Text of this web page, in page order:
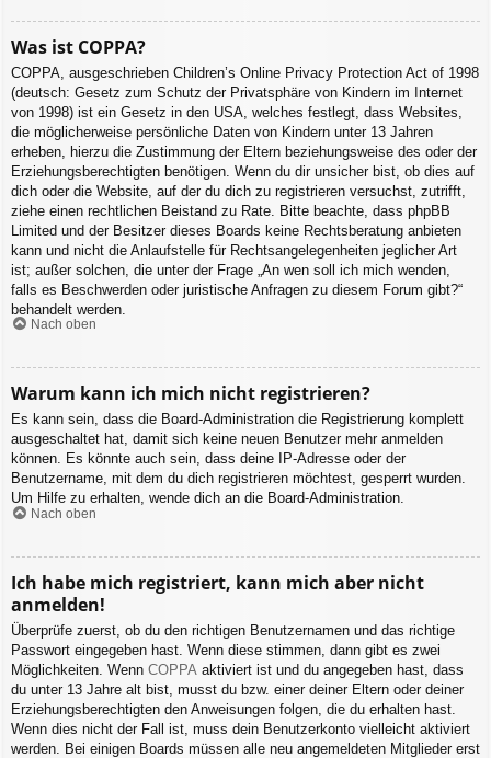
Was ist COPPA?
COPPA, ausgeschrieben Children’s Online Privacy Protection Act of 1998
(deutsch: Gesetz zum Schutz der Privatsphäre von Kindern im Internet
von 1998) ist ein Gesetz in den USA, welches festlegt, dass Websites,
die möglicherweise persönliche Daten von Kindern unter 13 Jahren
erheben, hierzu die Zustimmung der Eltern beziehungsweise des oder der
Erziehungsberechtigten benötigen. Wenn du dir unsicher bist, ob dies auf
dich oder die Website, auf der du dich zu registrieren versuchst, zutrifft,
ziehe einen rechtlichen Beistand zu Rate. Bitte beachte, dass phpBB
Limited und der Besitzer dieses Boards keine Rechtsberatung anbieten
kann und nicht die Anlaufstelle für Rechtsangelegenheiten jeglicher Art
ist; außer solchen, die unter der Frage „An wen soll ich mich wenden,
falls es Beschwerden oder juristische Anfragen zu diesem Forum gibt?“
behandelt werden.
Nach oben
Warum kann ich mich nicht registrieren?
Es kann sein, dass die Board-Administration die Registrierung komplett
ausgeschaltet hat, damit sich keine neuen Benutzer mehr anmelden
können. Es könnte auch sein, dass deine IP-Adresse oder der
Benutzername, mit dem du dich registrieren möchtest, gesperrt wurden.
Um Hilfe zu erhalten, wende dich an die Board-Administration.
Nach oben
Ich habe mich registriert, kann mich aber nicht
anmelden!
Überprüfe zuerst, ob du den richtigen Benutzernamen und das richtige
Passwort eingegeben hast. Wenn diese stimmen, dann gibt es zwei
Möglichkeiten. Wenn COPPA aktiviert ist und du angegeben hast, dass
du unter 13 Jahre alt bist, musst du bzw. einer deiner Eltern oder deiner
Erziehungsberechtigten den Anweisungen folgen, die du erhalten hast.
Wenn dies nicht der Fall ist, muss dein Benutzerkonto vielleicht aktiviert
werden. Bei einigen Boards müssen alle neu angemeldeten Mitglieder erst